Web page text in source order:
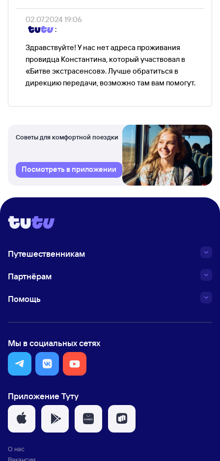
02.07.2024 19:06
:
Здравствуйте! У нас нет адреса проживания
провидца Константина, который участвовал в
«Битве экстрасенсов». Лучше обратиться в
дирекцию передачи, возможно там вам помогут.
Советы для комфортной поездки
Посмотреть в приложении
Путешественникам
Партнёрам
Помощь
Мы в социальных сетях
Приложение Туту
О нас
Вакансии